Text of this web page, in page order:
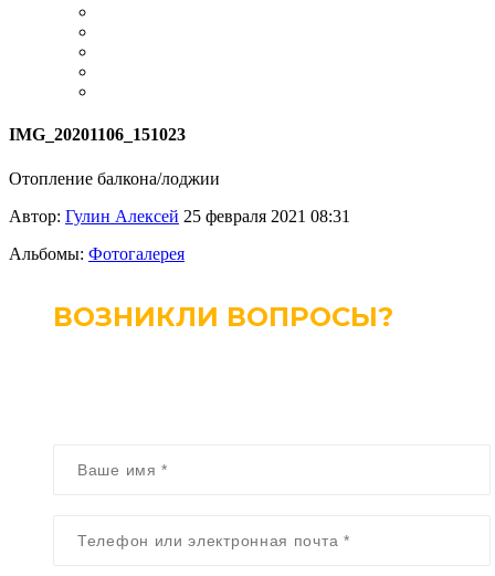
IMG_20201106_151023
Отопление балкона/лоджии
Автор: Гулин Алексей 25 февраля 2021 08:31
Альбомы: Фотогалерея
ВОЗНИКЛИ ВОПРОСЫ?